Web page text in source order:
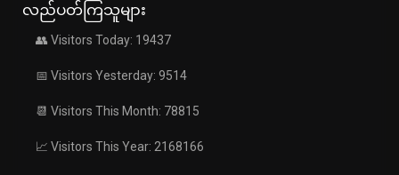
လည်ပတ်ကြသူများ
👥 Visitors Today: 19437
📅 Visitors Yesterday: 9514
📆 Visitors This Month: 78815
📈 Visitors This Year: 2168166